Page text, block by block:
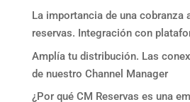
La importancia de una cobranza
reservas. Integración con
Amplía tu distribución. Las
de nuestro Channel Manager
¿Por qué CM Reservas es una